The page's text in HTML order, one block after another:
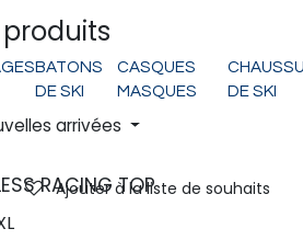
produits
BATONS
DE SKI
CASQUES
MASQUES
DE SKI
arrivées
RACING TOP
Ajouter à la liste de souhaits